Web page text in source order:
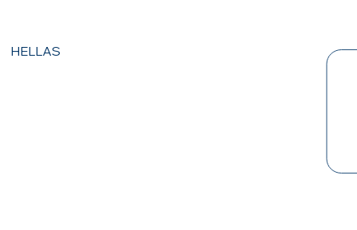
HELLAS